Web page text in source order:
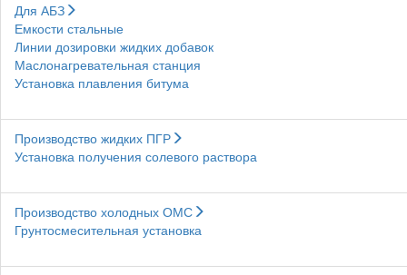
Для АБЗ
Емкости стальные
Линии дозировки жидких добавок
Маслонагревательная станция
Установка плавления битума
Производство жидких ПГР
Установка получения солевого раствора
Производство холодных ОМС
Грунтосмесительная установка